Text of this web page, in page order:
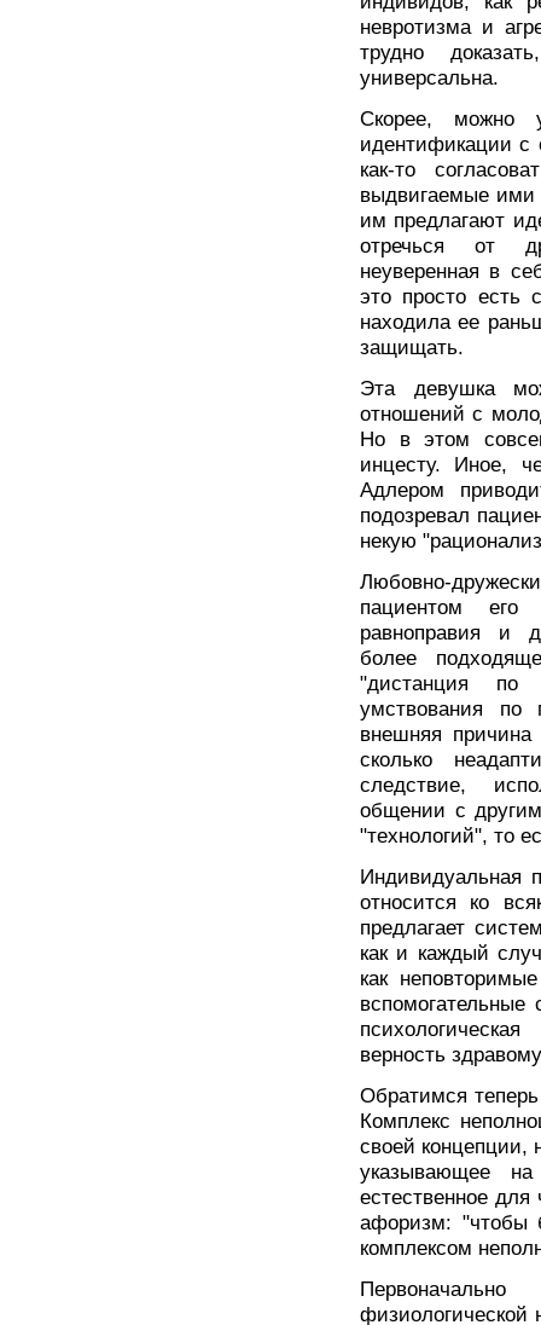
невротизма и
трудно
универсальна.
Скорее, можно
идентификации с
как-то
выдвигаемые ими
им предлагают
отречься от
неуверенная в
это просто есть
находила ее
защищать.
Эта девушка
отношений с
Но в этом
инцесту. Иное,
Адлером
подозревал
некую
Любовно-
пациентом
равноправия и
более
"дистанция по
умствования по
внешняя причина
сколько
следствие,
общении с
"технологий", то
Индивидуальная
относится ко
предлагает
как и каждый
как
вспомогательные
верность
Обратимся
Комплекс
своей концепции,
указывающее
естественное
афоризм: "чтобы
комплексом
физиологической